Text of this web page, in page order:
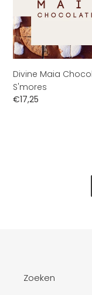
Divine Maia
S'mores
Normale
€17,25
Zoeken